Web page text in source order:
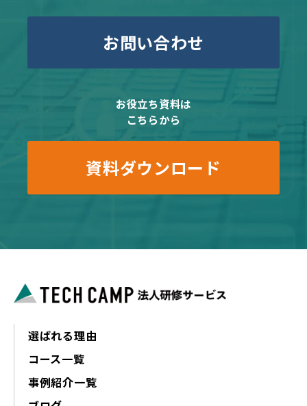
お問い合わせ
お役立ち資料は
こちらから
資料ダウンロード
選ばれる理由
コース一覧
事例紹介一覧